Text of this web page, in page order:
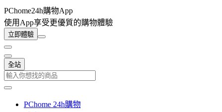
PChome24h購物App
使用App享受更優質的購物體驗
立即體驗
全站
PChome 24h購物